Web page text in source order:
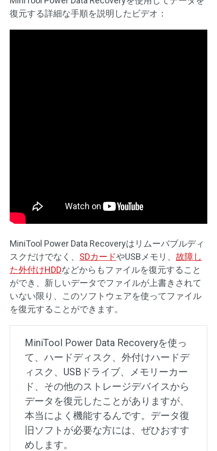
復元する詳細な手順を説明したビデオ：
MiniTool Power Data Recoveryはリムーバブルディ
スクだけでなく、 SDカードやUSBメモリ、 故障し
た外付けHDDなどからもファイルを復元すること
ができ、新しいデータでファイルが上書きされて
いない限り、このソフトウェアを使ってファイル
を復元することができます。
MiniTool Power Data Recoveryを使っ
て、ハードディスク、外付けハードデ
ィスク、USBドライブ、メモリーカー
ド、その他のストレージデバイスから
データを復元したことがありますが、
本当によく機能するんです。データ復
旧ソフトが必要な方には、ぜひおすす
めします。